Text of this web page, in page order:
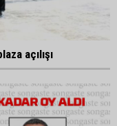
açılışı